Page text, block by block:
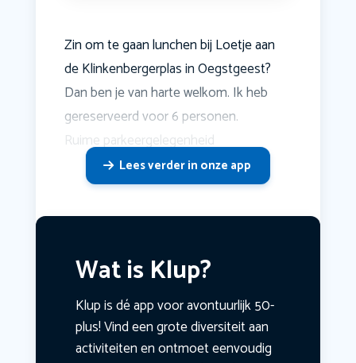
Zin om te gaan lunchen bij Loetje aan
de Klinkenbergerplas in Oegstgeest?
Dan ben je van harte welkom. Ik heb
gereserveerd voor 6 personen.
Ruime parkeergelegenheid
Lees verder in onze app
Wat is Klup?
Klup is dé app voor avontuurlijk 50-
plus! Vind een grote diversiteit aan
activiteiten en ontmoet eenvoudig